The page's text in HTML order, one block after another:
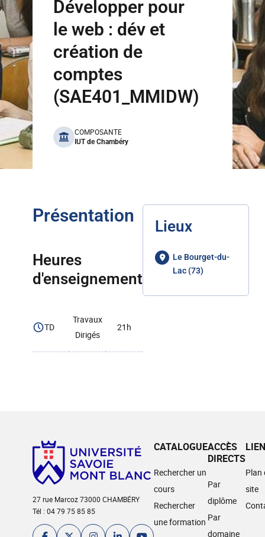
Développer pour
le web : dév et
création de
comptes
(SAE401_MMIDW)
benefits
COMPOSANTE
IUT de Chambéry
Présentation
Heures
d'enseignement
TD
Travaux
Dirigés
21h
Lieux
Le Bourget-du-
Lac (73)
27 rue Marcoz 73000 CHAMBÉRY
Tél : 04 79 75 85 85
CATALOGUE
Rechercher un
cours
Rechercher
une formation
ACCÈS
DIRECTS
Par
diplôme
Par
domaine
Plan
site